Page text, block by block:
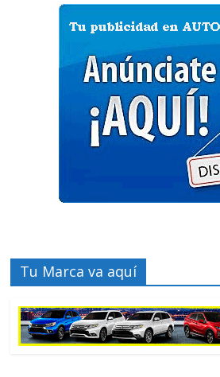
Tu Marca va aquí